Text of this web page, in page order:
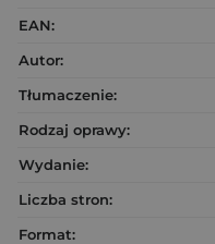
EAN:
Autor:
Tłumaczenie:
Rodzaj oprawy:
Wydanie:
Liczba stron:
Format: